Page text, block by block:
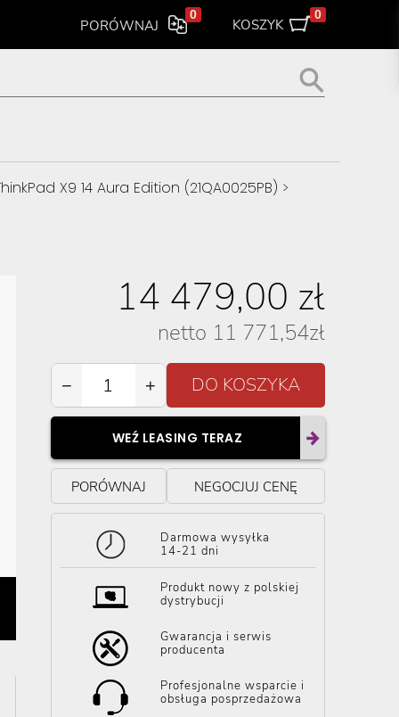
PORÓWNAJ
0
KOSZYK
0
X9 14 Aura Edition (21QA0025PB) >
14 479,00 zł
netto 11 771,54zł
− +
WEŹ LEASING TERAZ
PORÓWNAJ NEGOCJUJ CENĘ
Darmowa wysyłka
14-21 dni
Produkt nowy z polskiej
dystrybucji
Gwarancja i serwis
producenta
Profesjonalne wsparcie i
obsługa posprzedażowa